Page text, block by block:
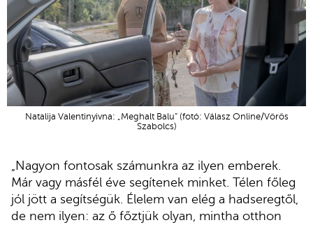
Natalija Valentinyivna: „Meghalt Balu” (fotó: Válasz Online/Vörös
Szabolcs)
„Nagyon fontosak számunkra az ilyen emberek.
Már vagy másfél éve segítenek minket. Télen főleg
jól jött a segítségük. Élelem van elég a hadseregtől,
de nem ilyen: az ő főztjük olyan, mintha otthon